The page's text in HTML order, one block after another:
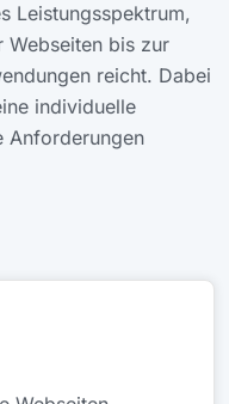
Leistungsspektrum,
Webseiten bis zur
reicht. Dabei
individuelle
Anforderungen